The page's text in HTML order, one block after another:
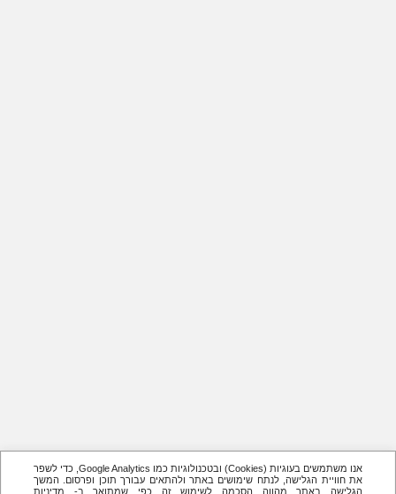
אנו משתמשים בעוגיות (Cookies) ובטכנולוגיות כמו Google Analytics, כדי לשפר
את חוויית הגלישה, לנתח שימושים באתר ולהתאים עבורך תוכן ופרסום. המשך
הגלישה באתר מהווה הסכמה לשימוש זה כפי שמתואר ב- מדיניות